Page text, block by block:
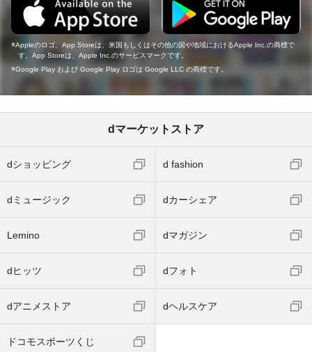
Appleのロゴ、App Storeは、米国もしくはその他の国や地域におけるApple Inc.の商標で
す。App Storeは、Apple Inc.のサービスマークです。
Google Play および Google Play ロゴは Google LLC の商標です。
dマーケットストア
dショッピング d fashion
dミュージック dカーシェア
Lemino dマガジン
dヒッツ dフォト
dアニメストア dヘルスケア
ドコモスポーツくじ